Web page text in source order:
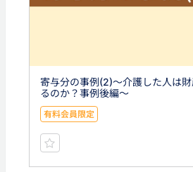
寄与分の事例(2)〜介護した人は
るのか？事例後編〜
有料会員限定